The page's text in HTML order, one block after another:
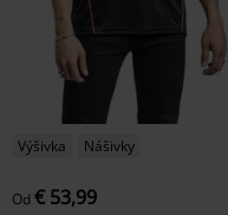
Výšivka Nášivky
Od € 53,99